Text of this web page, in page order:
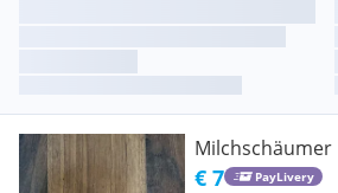
Milchschäumer
€ 7 PayLivery